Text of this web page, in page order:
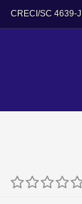
CRECI/SC 4639-J